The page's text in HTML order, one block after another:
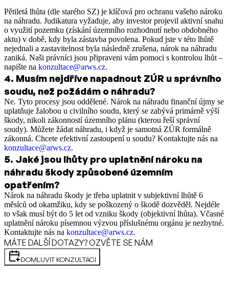
Pětiletá lhůta (dle starého SZ) je klíčová pro ochranu vašeho nároku
na náhradu. Judikatura vyžaduje, aby investor projevil aktivní snahu
o využití pozemku (získání územního rozhodnutí nebo obdobného
aktu) v době, kdy byla zástavba povolena. Pokud jste v této lhůtě
nejednali a zastavitelnost byla následně zrušena, nárok na náhradu
zaniká. Naši právníci jsou připraveni vám pomoci s kontrolou lhůt –
napište na konzultace@arws.cz.
4. Musím nejdříve napadnout ZÚR u správního
soudu, než požádám o náhradu?
Ne. Tyto procesy jsou oddělené. Nárok na náhradu finanční újmy se
uplatňuje žalobou u civilního soudu, který se zabývá primárně výší
škody, nikoli zákonností územního plánu (kterou řeší správní
soudy). Můžete žádat náhradu, i když je samotná ZÚR formálně
zákonná. Chcete efektivní zastoupení u soudu? Kontaktujte nás na
konzultace@arws.cz.
5. Jaké jsou lhůty pro uplatnění nároku na
náhradu škody způsobené územním
opatřením?
Nárok na náhradu škody je třeba uplatnit v subjektivní lhůtě 6
měsíců od okamžiku, kdy se poškozený o škodě dozvěděl. Nejdéle
to však musí být do 5 let od vzniku škody (objektivní lhůta). Včasné
uplatnění nároku písemnou výzvou příslušnému orgánu je nezbytné.
Kontaktujte nás na konzultace@arws.cz.
MÁTE DALŠÍ DOTAZY? OZVĚTE SE NÁM
DOMLUVIT KONZULTACI